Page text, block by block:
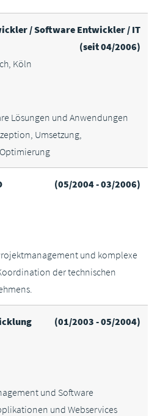
/ Software Entwickler / IT
(seit 04/2006)
Köln
Lösungen und Anwendungen
Umsetzung,
(05/2004 - 03/2006)
und komplexe
der technischen
(01/2003 - 05/2004)
und Software
und Webservices